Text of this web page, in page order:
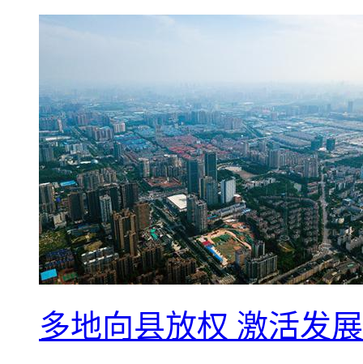
多地向县放权 激活发